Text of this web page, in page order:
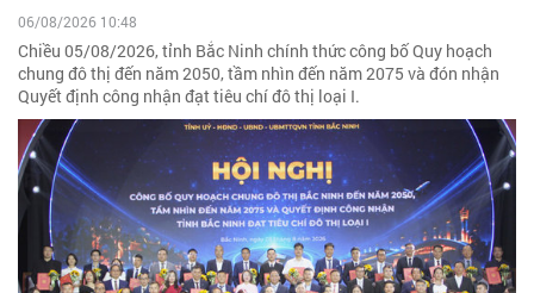
06/08/2026 10:48
Chiều 05/08/2026, tỉnh Bắc Ninh chính thức công bố Quy hoạch
chung đô thị đến năm 2050, tầm nhìn đến năm 2075 và đón nhận
Quyết định công nhận đạt tiêu chí đô thị loại I.